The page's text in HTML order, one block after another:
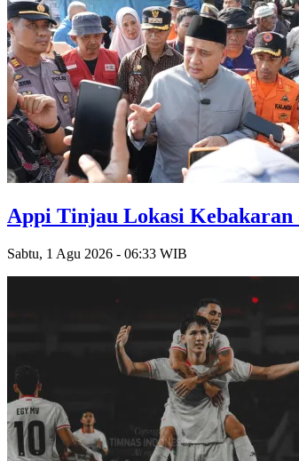
Appi Tinjau Lokasi Kebakaran
Sabtu, 1 Agu 2026 - 06:33 WIB